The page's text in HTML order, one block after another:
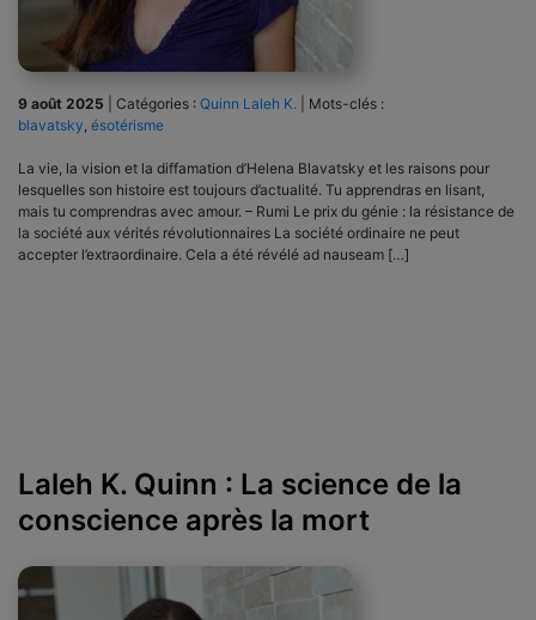
9 août 2025 Catégories : Quinn Laleh K.
Mots-clés :
blavatsky, ésotérisme
La vie, la vision et la diffamation d’Helena Blavatsky et les raisons pour
lesquelles son histoire est toujours d’actualité. Tu apprendras en lisant,
mais tu comprendras avec amour. – Rumi Le prix du génie : la résistance de
la société aux vérités révolutionnaires La société ordinaire ne peut
accepter l’extraordinaire. Cela a été révélé ad nauseam […]
Laleh K. Quinn : La science de la
conscience après la mort